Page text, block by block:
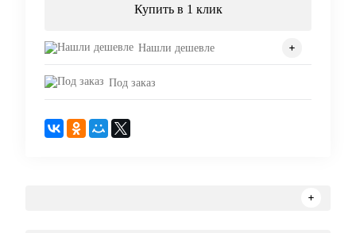
Купить в 1 клик
Нашли дешевле
Под заказ